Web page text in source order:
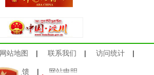
网站地图 | 联系我们 | 访问统计 |
意见反馈 | 网站申明